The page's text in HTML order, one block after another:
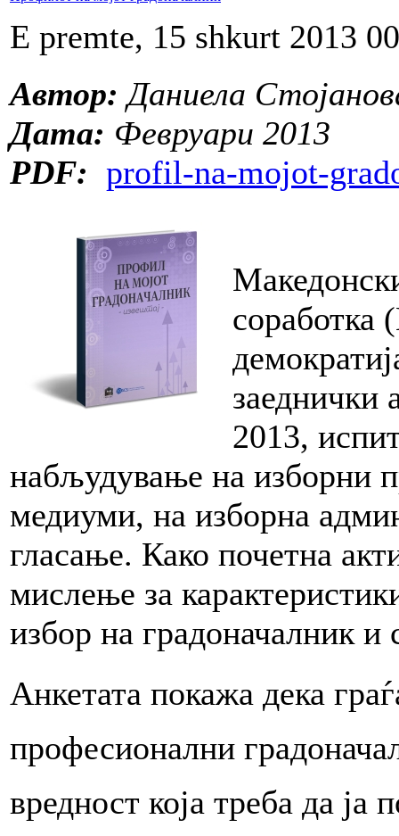
E premte, 15 shkurt 2013
Автор:Даниела
Дата: Февруари 2013
PDF: profil-na-mojot-
заеднички
2013,
набљудување на изборни
медиуми, на изборна
гласање. Како почетна
мислење за
избор на градоначалник и
Анкетата покажа дека
професионални
вредност која треба да ја